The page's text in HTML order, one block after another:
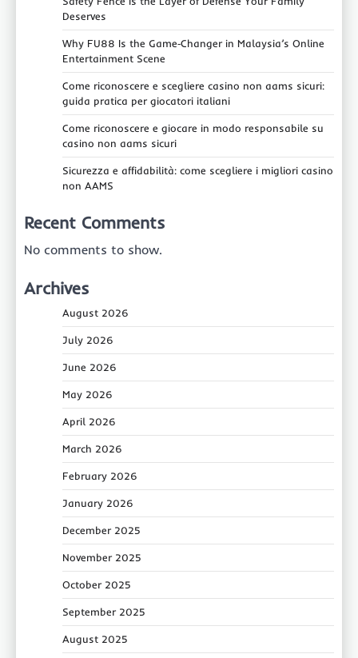
Deserves
Why FU88 Is the Game‑Changer in Malaysia’s Online
Entertainment Scene
Come riconoscere e scegliere casino non aams sicuri:
guida pratica per giocatori italiani
Come riconoscere e giocare in modo responsabile su
casino non aams sicuri
Sicurezza e affidabilità: come scegliere i migliori casino
non AAMS
Recent Comments
No comments to show.
Archives
August 2026
July 2026
June 2026
May 2026
April 2026
March 2026
February 2026
January 2026
December 2025
November 2025
October 2025
September 2025
August 2025